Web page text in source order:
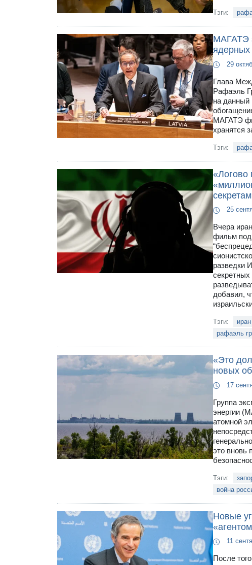
Тэги:
МАГАТЭ
ядерных
29
Глава
Рафаэль
на данный
МАГАТЭ
хранятся
Тэги:
«Логово
25
Вчера
фильм под
разведки
добавил,
Тэги: иран
рафаэль
«Это
новых
17
Группа
энергии
атомной
это вновь
Тэги:
война
Новые
11
После